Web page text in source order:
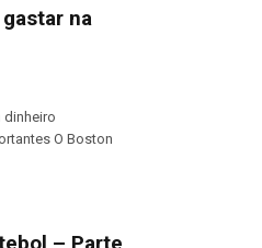
na
dinheiro
O Boston